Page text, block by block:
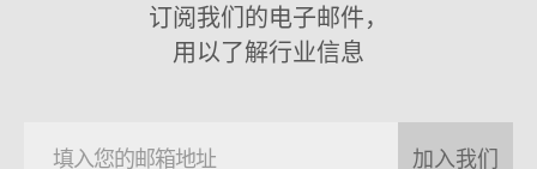
订阅我们的电子邮件，
用以了解行业信息
加入我们